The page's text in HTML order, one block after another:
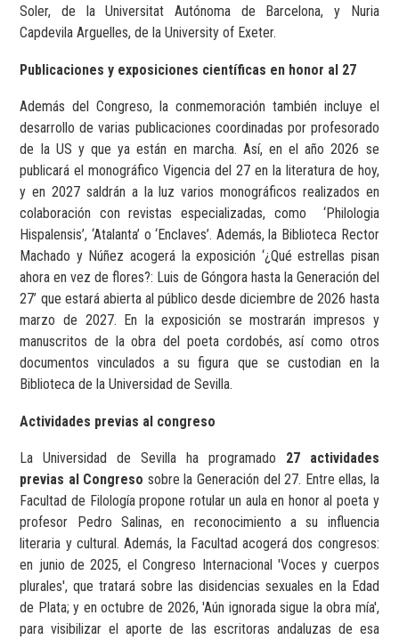
Soler, de la Universitat Autónoma de Barcelona, y Nuria
Capdevila Arguelles, de la University of Exeter.
Publicaciones y exposiciones científicas en honor al 27
Además del Congreso, la conmemoración también incluye el
desarrollo de varias publicaciones coordinadas por profesorado
de la US y que ya están en marcha. Así, en el año 2026 se
publicará el monográfico Vigencia del 27 en la literatura de hoy,
y en 2027 saldrán a la luz varios monográficos realizados en
colaboración con revistas especializadas, como
‘Philologia
Hispalensis’, ‘Atalanta’ o ‘Enclaves’. Además, la Biblioteca Rector
Machado y Núñez acogerá la exposición ‘¿Qué estrellas pisan
ahora en vez de flores?: Luis de Góngora hasta la Generación del
27’ que estará abierta al público desde diciembre de 2026 hasta
marzo de 2027. En la exposición se mostrarán impresos y
manuscritos de la obra del poeta cordobés, así como otros
documentos vinculados a su figura que se custodian en la
Biblioteca de la Universidad de Sevilla.
Actividades previas al congreso
La Universidad de Sevilla ha programado 27 actividades
previas al Congreso sobre la Generación del 27. Entre ellas, la
Facultad de Filología propone rotular un aula en honor al poeta y
profesor Pedro Salinas, en reconocimiento a su influencia
literaria y cultural. Además, la Facultad acogerá dos congresos:
en junio de 2025, el Congreso Internacional 'Voces y cuerpos
plurales', que tratará sobre las disidencias sexuales en la Edad
de Plata; y en octubre de 2026, 'Aún ignorada sigue la obra mía',
para visibilizar el aporte de las escritoras andaluzas de esa